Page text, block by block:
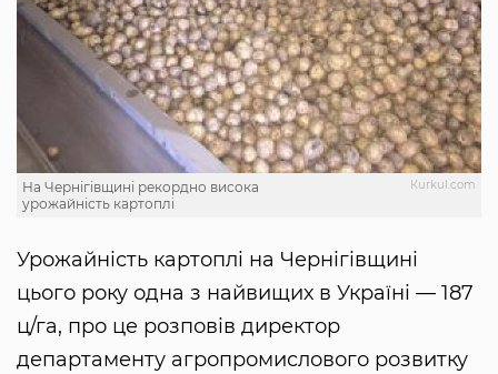
Кurkul.com
На Чернігівщині рекордно висока
урожайність картоплі
Урожайність картоплі на Чернігівщині
цього року одна з найвищих в Україні — 187
ц/га, про це розповів директор
департаменту агропромислового розвитку